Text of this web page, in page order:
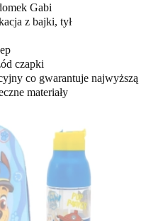
Gabi
z bajki, tył
czapki
co gwarantuje najwyższą
materiały